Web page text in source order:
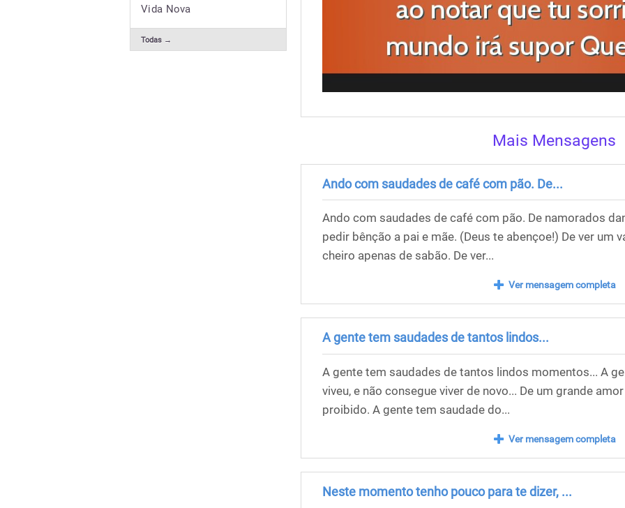
Vida Nova
Todas →
Mais Mensagens
Ando com saudades de café com pão. De...
Ando com saudades de café com pão. De namorados
pedir bênção a pai e mãe. (Deus te abençoe!) De ver um
cheiro apenas de sabão. De ver...
Ver mensagem completa
A gente tem saudades de tantos lindos...
A gente tem saudades de tantos lindos momentos... A
viveu, e não consegue viver de novo... De um grande
proibido. A gente tem saudade do...
Ver mensagem completa
Neste momento tenho pouco para te dizer, ...